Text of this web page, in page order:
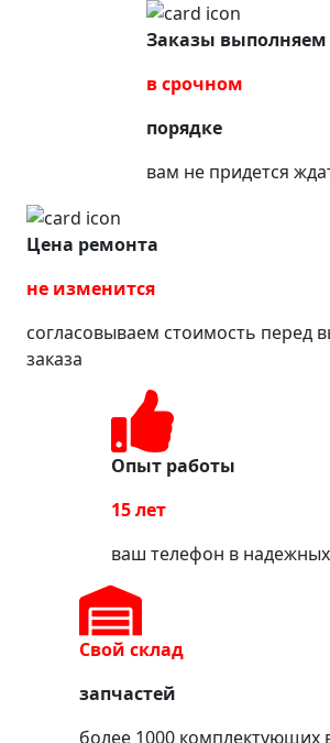
Заказы выполняем
в срочном
порядке
вам не придется
Цена ремонта
не изменится
согласовываем стоимость перед
заказа
Опыт работы
15 лет
ваш телефон в надежных
Свой склад
запчастей
более 1000 комплектующих